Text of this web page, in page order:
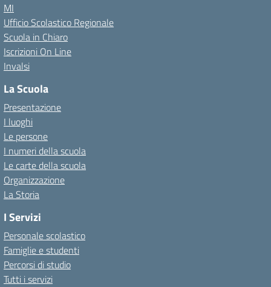
MI
Ufficio Scolastico Regionale
Scuola in Chiaro
Iscrizioni On Line
Invalsi
La Scuola
Presentazione
I luoghi
Le persone
I numeri della scuola
Le carte della scuola
Organizzazione
La Storia
I Servizi
Personale scolastico
Famiglie e studenti
Percorsi di studio
Tutti i servizi